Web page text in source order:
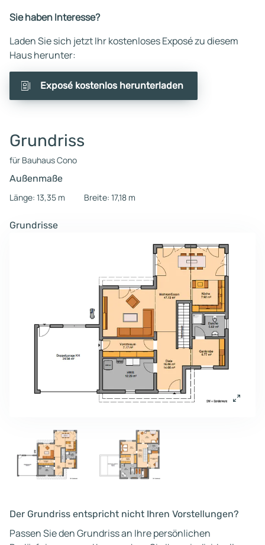
Sie haben Interesse?
Laden Sie sich jetzt Ihr kostenloses Exposé zu diesem
Haus herunter:
Exposé kostenlos herunterladen
Grundriss
für Bauhaus Cono
Außenmaße
Länge: 13,35 m
Breite: 17,18 m
Grundrisse
Der Grundriss entspricht nicht Ihren Vorstellungen?
Passen Sie den Grundriss an Ihre persönlichen